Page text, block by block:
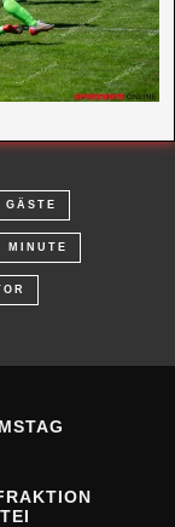
GÄSTE
MINUTE